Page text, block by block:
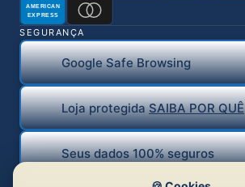
AMERICAN
EXPRESS
SEGURANÇA
Google Safe Browsing
Loja protegidaSAIBA POR QUÊ
Seus dados 100% seguros